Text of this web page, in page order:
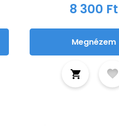
8 300 Ft
Megnézem